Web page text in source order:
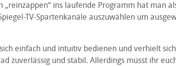
„reinzappen“ ins laufende Programm hat man
TV-Spartenkanäle auszuwählen um
einfach und intuitiv bedienen und verhielt
zuverlässig und stabil. Allerdings müsst ihr